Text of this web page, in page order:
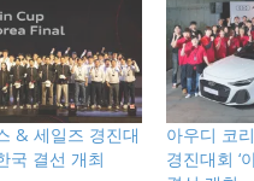
& 세일즈 경진대
국 결선 개최
아우디 코
경진대회 ‘